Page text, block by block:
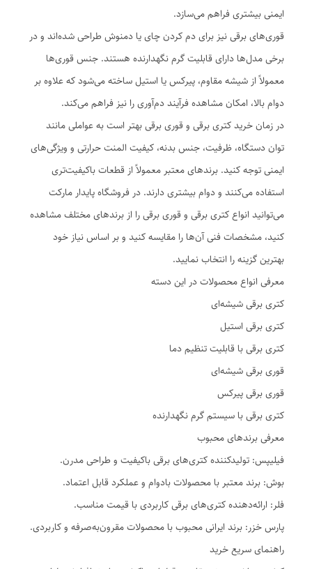
ایمنی بیشتری فراهم می‌سازد.
قوری‌های برقی نیز برای دم کردن چای یا دمنوش طراحی شده‌اند و در
برخی مدل‌ها دارای قابلیت گرم نگهدارنده هستند. جنس قوری‌ها
معمولاً از شیشه مقاوم، پیرکس یا استیل ساخته می‌شود که علاوه بر
دوام بالا، امکان مشاهده فرآیند دم‌آوری را نیز فراهم می‌کند.
در زمان خرید کتری برقی و قوری برقی بهتر است به عواملی مانند
توان دستگاه، ظرفیت، جنس بدنه، کیفیت المنت حرارتی و ویژگی‌های
ایمنی توجه کنید. برندهای معتبر معمولاً از قطعات باکیفیت‌تری
استفاده می‌کنند و دوام بیشتری دارند. در فروشگاه پایدار مارکت
می‌توانید انواع کتری برقی و قوری برقی را از برندهای مختلف مشاهده
کنید، مشخصات فنی آن‌ها را مقایسه کنید و بر اساس نیاز خود
بهترین گزینه را انتخاب نمایید.
معرفی انواع محصولات در این دسته
کتری برقی شیشه‌ای
کتری برقی استیل
کتری برقی با قابلیت تنظیم دما
قوری برقی شیشه‌ای
قوری برقی پیرکس
کتری برقی با سیستم گرم نگهدارنده
معرفی برندهای محبوب
فیلیپس: تولیدکننده کتری‌های برقی باکیفیت و طراحی مدرن.
بوش: برند معتبر با محصولات بادوام و عملکرد قابل اعتماد.
فلر: ارائه‌دهنده کتری‌های برقی کاربردی با قیمت مناسب.
پارس خزر: برند ایرانی محبوب با محصولات مقرون‌به‌صرفه و کاربردی.
راهنمای سریع خرید